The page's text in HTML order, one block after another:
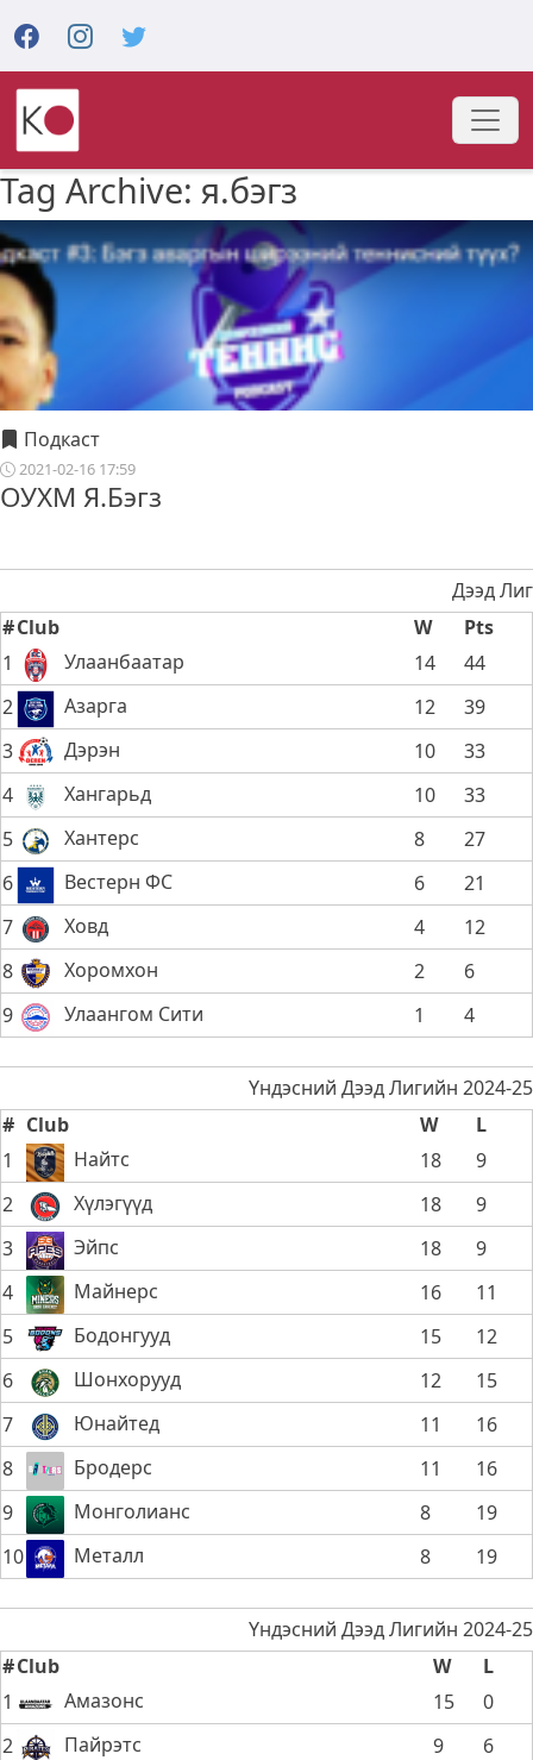
Tag Archive: я.бэгз
Подкаст
2021-02-16 17:59
ОУХМ Я.Бэгз
Дээд Лиг
#Club W
Pts
1
Улаанбаатар 14
44
2
Азарга 12
39
3
Дэрэн 10
33
4
Хангарьд 10
33
5
Хантерс 8
27
6
Вестерн ФС 6
21
7
Ховд 4
12
8
Хоромхон 2
6
9
Улаангом Сити 1 4
Үндэсний Дээд Лигийн 2024-25
# Club W
L
1
Найтс 18
9
2
Хүлэгүүд 18
9
3
Эйпс 18
9
4
Майнерс 16
11
5
Бодонгууд 15
12
6
Шонхорууд 12
15
7
Юнайтед 11
16
8
Бродерс 11
16
9
Монголианс 8
19
10
Металл 8 19
Үндэсний Дээд Лигийн 2024-25
#Club W
L
1
Амазонс 15
0
2
Пайрэтс 9
6